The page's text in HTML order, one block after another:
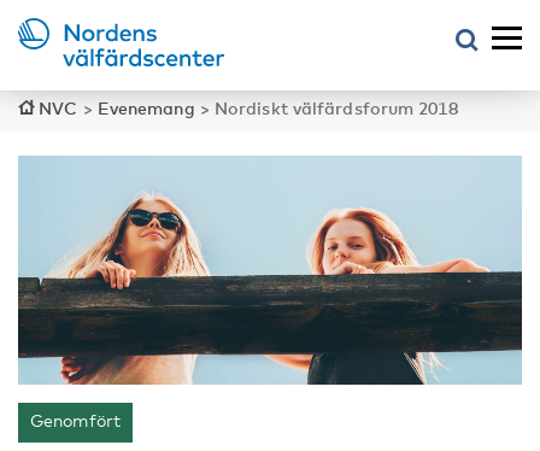
NVC > Evenemang > Nordiskt välfärdsforum 2018
Genomfört